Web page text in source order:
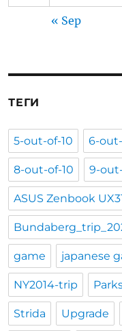
« Sep
ТЕГИ
5-out-of-10 6-
8-out-of-10 9-
ASUS Zenbook
game japanese
NY2014-trip
Strida Upgrade